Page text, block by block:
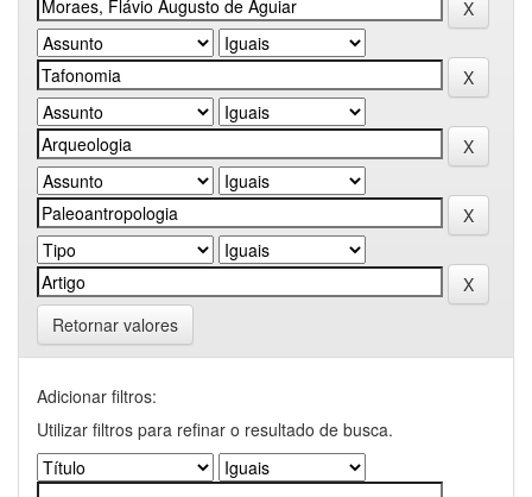
Retornar valores
Adicionar filtros:
Utilizar filtros para refinar o resultado de busca.